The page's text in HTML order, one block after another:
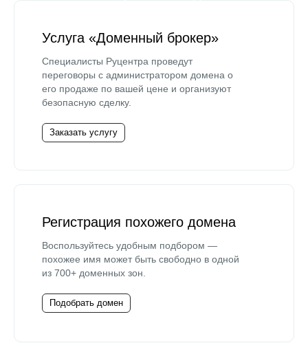
Услуга «Доменный брокер»
Специалисты Руцентра проведут
переговоры с администратором домена о
его продаже по вашей цене и организуют
безопасную сделку.
Заказать услугу
Регистрация похожего домена
Воспользуйтесь удобным подбором —
похожее имя может быть свободно в одной
из 700+ доменных зон.
Подобрать домен